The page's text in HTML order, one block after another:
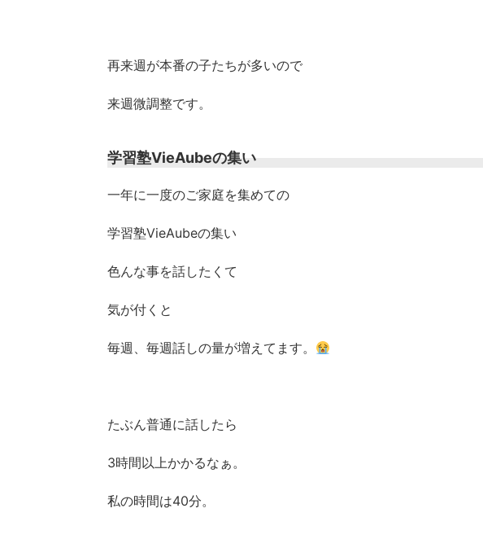
再来週が本番の子たちが多いので
来週微調整です。
学習塾VieAubeの集い
一年に一度のご家庭を集めての
学習塾VieAubeの集い
色んな事を話したくて
気が付くと
毎週、毎週話しの量が増えてます。
たぶん普通に話したら
3時間以上かかるなぁ。
私の時間は40分。